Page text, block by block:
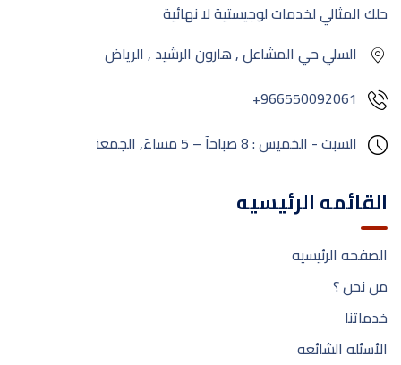
حلك المثالي لخدمات لوجيستية لا نهائية
السلي حي المشاعل , هارون الرشيد , الرياض
+966550092061
السبت - الخميس : 8 صباحآ – 5 مساءَ,
الجمعة:
القائمه الرئيسيه
الصفحه الرئيسيه
من نحن ؟
خدماتنا
الأسئله الشائعه